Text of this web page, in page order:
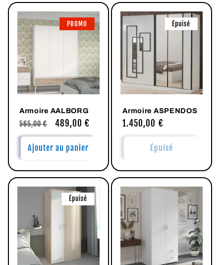
PROMO
Armoire AALBORG
Prix
habituel
565,00 €
Prix
promotionnel
489,00 €
Ajouter au panier
Épuisé
Armoire ASPENDOS
Prix
habituel
1.450,00 €
Épuisé
Épuisé